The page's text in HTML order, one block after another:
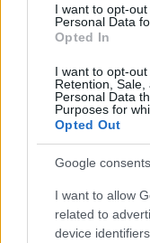
I want to opt-
Personal Data
Opted In
I want to opt-out
Retention,
Personal Data
Purposes for
Opted Out
Google consents
I want to allow
related to
device
85 δολάρια το
Το πετρέλαιο Brent
δολάρια το βαρέλι,
82 δολάρια το βαρέλι.
15.07.2026 10:13